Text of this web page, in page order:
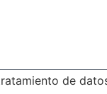
de